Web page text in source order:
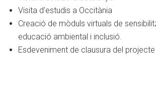
Visita d’estudis a Occitània
Creació de mòduls virtuals de
educació ambiental i inclusió.
Esdeveniment de clausura del projecte